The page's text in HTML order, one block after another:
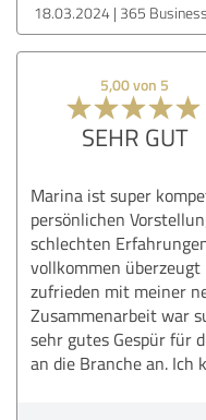
18.03.2024 365
5,00 von 5
SEHR GUT
Marina ist super
persönlichen
schlechten
vollkommen
zufrieden mit meiner
Zusammenarbeit war
sehr gutes Gespür für
an die Branche an. Ich